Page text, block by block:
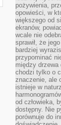
pożywienia,
opowieści, w
większego od
ekranów,
wcale nie
sprawił, że
bardziej
przypominać
między drzewa
chodzi tylko o
znaczenie, ale
istnieje w
od człowieka,
dostępny. Nie
porównuje do